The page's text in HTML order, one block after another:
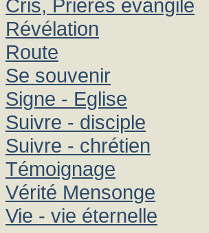
Cris, Prières évangile
Révélation
Route
Se souvenir
Signe - Eglise
Suivre - disciple
Suivre - chrétien
Témoignage
Vérité Mensonge
Vie - vie éternelle